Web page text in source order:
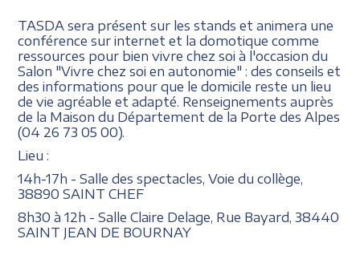
TASDA sera présent sur les stands et animera une
conférence sur internet et la domotique comme
ressources pour bien vivre chez soi à l'occasion du
Salon "Vivre chez soi en autonomie" : des conseils et
des informations pour que le domicile reste un lieu
de vie agréable et adapté. Renseignements auprès
de la Maison du Département de la Porte des Alpes
(04 26 73 05 00).
Lieu :
14h-17h - Salle des spectacles, Voie du collège,
38890 SAINT CHEF
8h30 à 12h - Salle Claire Delage, Rue Bayard, 38440
SAINT JEAN DE BOURNAY